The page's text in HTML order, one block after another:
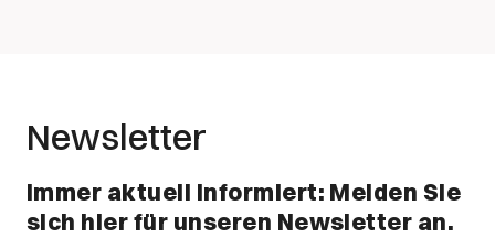
Newsletter
Immer aktuell informiert: Melden Sie
sich hier für unseren Newsletter an.